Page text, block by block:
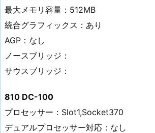
最大メモリ容量：512MB
統合グラフィックス：あり
AGP：なし
ノースブリッジ：
サウスブリッジ：
810 DC-100
プロセッサー：Slot1,Socket370
デュアルプロセッサー対応：なし